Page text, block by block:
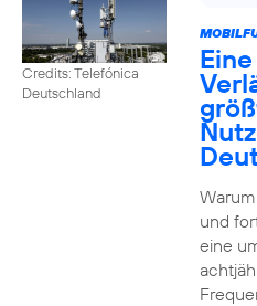
Credits: Telefónica
Deutschland
und
eine